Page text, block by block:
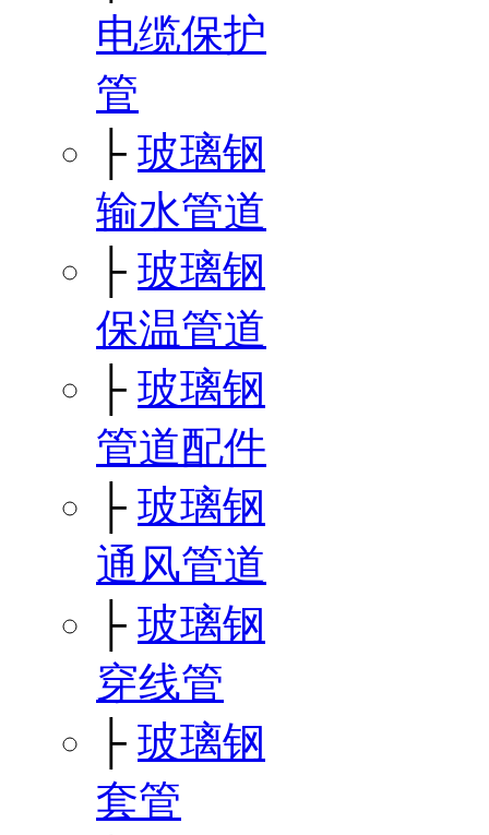
电缆保护
管
├ 玻璃钢
输水管道
├ 玻璃钢
保温管道
├ 玻璃钢
管道配件
├ 玻璃钢
通风管道
├ 玻璃钢
穿线管
├ 玻璃钢
套管